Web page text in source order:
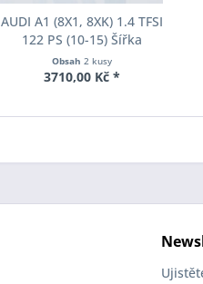
AUDI A1 (8X1, 8XK) 1.4 TFSI
122 PS (10-15) Šířka
rozchodu Eibach Pro-Spacer
S90-2-15-005 System2
Obsah 2 kusy
3710,00 Kč *